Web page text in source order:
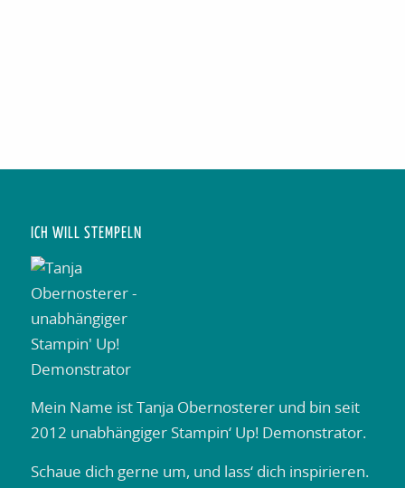
ICH WILL STEMPELN
Mein Name ist Tanja Obernosterer und bin seit
2012 unabhängiger Stampin‘ Up! Demonstrator.
Schaue dich gerne um, und lass‘ dich inspirieren.